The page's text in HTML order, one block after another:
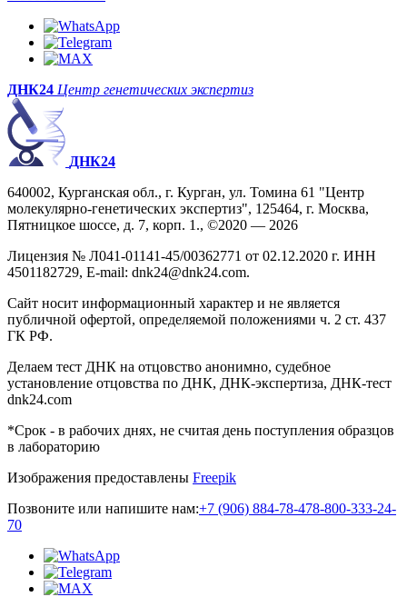
ДНК24 Центр генетических экспертиз
ДНК24
640002, Курганская обл., г. Курган, ул. Томина 61 "Центр
молекулярно-генетических экспертиз", 125464, г. Москва,
Пятницкое шоссе, д. 7, корп. 1., ©2020 — 2026
Лицензия № Л041-01141-45/00362771 от 02.12.2020 г. ИНН
4501182729, E-mail: dnk24@dnk24.com.
Сайт носит информационный характер и не является
публичной офертой, определяемой положениями ч. 2 ст. 437
ГК РФ.
Делаем тест ДНК на отцовство анонимно, судебное
установление отцовства по ДНК, ДНК-экспертиза, ДНК-тест
dnk24.com
*Срок - в рабочих днях, не считая день поступления образцов
в лабораторию
Изображения предоставлены Freepik
Позвоните или напишите нам:+7 (906) 884-78-478-800-333-24-
70